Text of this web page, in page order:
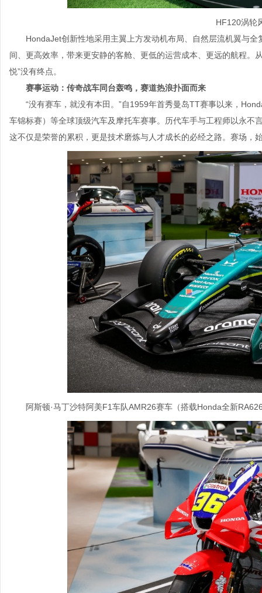
HF120涡轮
HondaJet创新性地采用主翼上方发动机布局、自然层流机翼与
间、更高效率，带来更安静的客舱、更低的运营成本、更远的航程。
悦”没有终点。
赛事运动：传奇战车同台轰鸣，赛道热浪扑面而来
“没有赛车，就没有本田。”自1959年首秀曼岛TT赛事以来，
车锦标赛）等全球顶级汽车及摩托车赛事。历代车手与工程师以永不
这不仅是荣誉的累积，更是技术磨炼与人才成长的必经之路。赛场，
阿斯顿·马丁沙特阿美F1车队AMR26赛车（搭载Honda全新